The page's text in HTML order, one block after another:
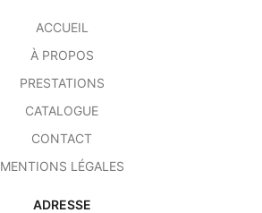
ACCUEIL
À PROPOS
PRESTATIONS
CATALOGUE
CONTACT
MENTIONS LÉGALES
ADRESSE